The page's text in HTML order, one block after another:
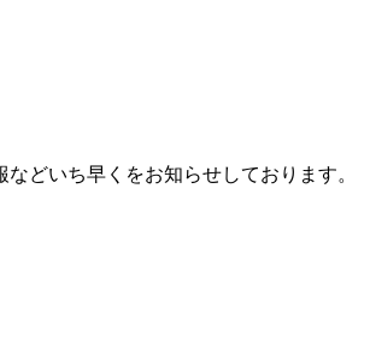
どいち早くをお知らせしております。